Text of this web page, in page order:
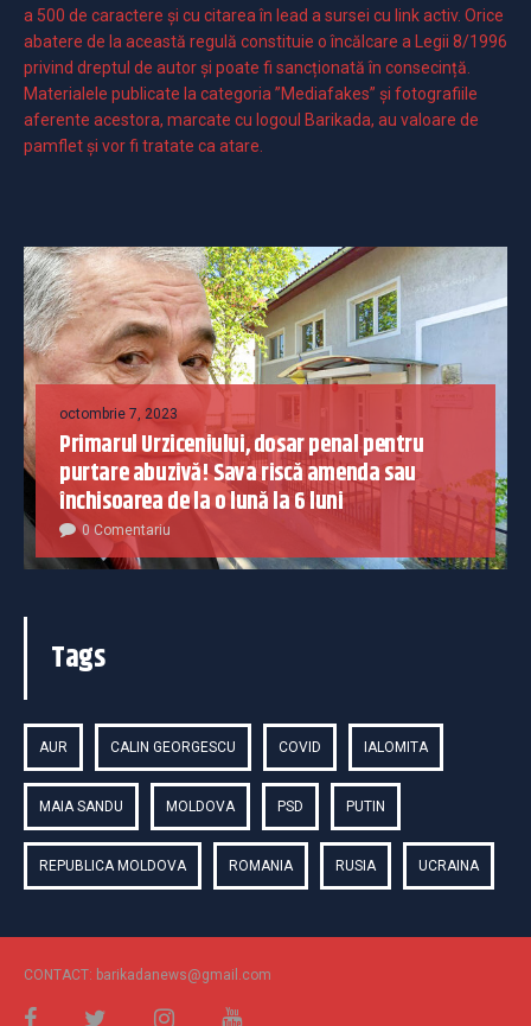
a 500 de caractere şi cu citarea în lead a sursei cu link activ. Orice
abatere de la această regulă constituie o încălcare a Legii 8/1996
privind dreptul de autor și poate fi sancționată în consecință.
Materialele publicate la categoria ”Mediafakes” și fotografiile
aferente acestora, marcate cu logoul Barikada, au valoare de
pamflet și vor fi tratate ca atare.
octombrie 7, 2023
Primarul Urziceniului, dosar penal pentru
purtare abuzivă! Sava riscă amenda sau
închisoarea de la o lună la 6 luni
0 Comentariu
Tags
AUR CALIN GEORGESCU COVID IALOMITA
MAIA SANDU MOLDOVA PSD PUTIN
REPUBLICA MOLDOVA ROMANIA RUSIA UCRAINA
CONTACT: barikadanews@gmail.com